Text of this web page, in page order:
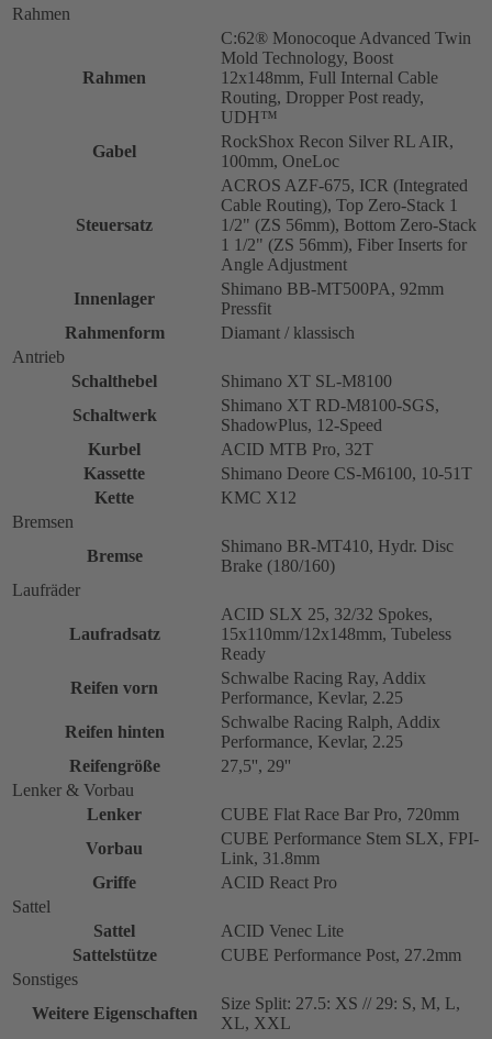
Rahmen
Rahmen
C:62® Monocoque Advanced Twin
Mold Technology, Boost
12x148mm, Full Internal Cable
Routing, Dropper Post ready,
UDH™
Gabel
RockShox Recon Silver RL AIR,
100mm, OneLoc
Steuersatz
ACROS AZF-675, ICR (Integrated
Cable Routing), Top Zero-Stack 1
1/2" (ZS 56mm), Bottom Zero-Stack
1 1/2" (ZS 56mm), Fiber Inserts for
Angle Adjustment
Innenlager
Shimano BB-MT500PA, 92mm
Pressfit
Rahmenform
Diamant / klassisch
Antrieb
Schalthebel
Shimano XT SL-M8100
Schaltwerk
Shimano XT RD-M8100-SGS,
ShadowPlus, 12-Speed
Kurbel
ACID MTB Pro, 32T
Kassette
Shimano Deore CS-M6100, 10-51T
Kette
KMC X12
Bremsen
Bremse
Shimano BR-MT410, Hydr. Disc
Brake (180/160)
Laufräder
Laufradsatz
ACID SLX 25, 32/32 Spokes,
15x110mm/12x148mm, Tubeless
Ready
Reifen vorn
Schwalbe Racing Ray, Addix
Performance, Kevlar, 2.25
Reifen hinten
Schwalbe Racing Ralph, Addix
Performance, Kevlar, 2.25
Reifengröße
27,5'', 29''
Lenker & Vorbau
Lenker
CUBE Flat Race Bar Pro, 720mm
Vorbau
CUBE Performance Stem SLX, FPI-
Link, 31.8mm
Griffe
ACID React Pro
Sattel
Sattel
ACID Venec Lite
Sattelstütze
CUBE Performance Post, 27.2mm
Sonstiges
Weitere Eigenschaften
Size Split: 27.5: XS // 29: S, M, L,
XL, XXL